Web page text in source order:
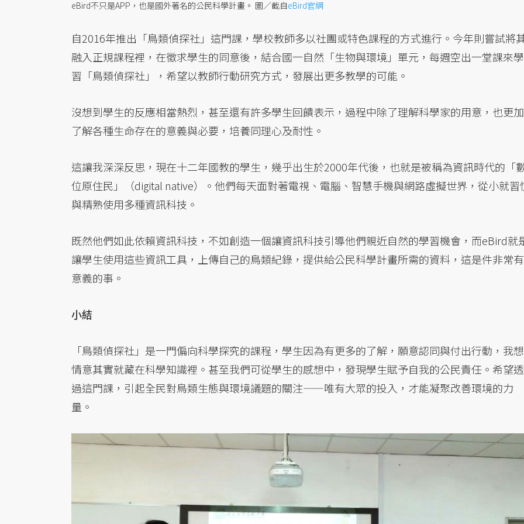
eBird不只是APP，也是國外著名的公民科學計畫。 圖／截自eBird官網
自2016年推出「鳥類偵探社」這門課，學校教師多以社團或特色課程的方式進行。今年則嘗試將
融入正規課程裡，在徵求學生的同意後，結合國一自然「生物與環境」單元，每週空出一堂課來學
習「鳥類偵探社」，希望以教師行動研究方式，發展出更多教學的可能。
沒想到學生的反應相當熱烈，甚至還有許多學生回饋表示，過程中除了理解科學家的用意，也更加
了解各種生命存在的意義與必要，培養同理心及耐性。
這讓我深深反思，現在十二年國教的學生，幾乎出生於2000年代後，也就是被稱為資訊時代的「
位原住民」（digital native）。他們每天面對著電視、電腦、智慧手機與網路虛擬世界，從小就習
與精熟使用多種資訊科技。
既然他們如此依賴資訊科技，不如創造一個讓資訊科技引導他們親近自然的學習機會，而eBird就
讓學生使用這些資訊工具，上傳自己的鳥類紀錄，提供給公民科學計畫所需的資料，這是件非常有
意義的事。
小結
「鳥類偵探社」是一門偏向科學探究的課程，學生因為有更多的了解，願意認同與付出行動，我想
情意其實就藏在科學知識裡。甚至我們可從學生的感想中，發現學生賦予自我的公民責任。希望透
過這門課，引起全民對鳥類生態與環境議題的關注——唯有大眾的投入，才能凝聚改善環境的力
量。